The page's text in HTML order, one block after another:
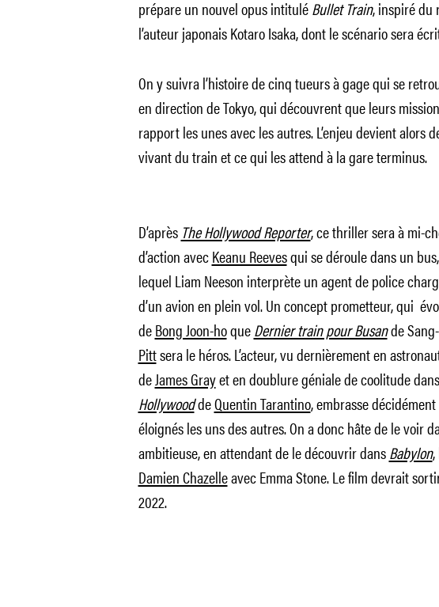
prépare un nouvel opus intituléBullet Train, inspiré du
l’auteur japonais Kotaro Isaka, dont le scénario sera
On y suivra l’histoire de cinq tueurs à gage qui se
en direction de Tokyo, qui découvrent que leurs
rapport les unes avec les autres. L’enjeu devient alors
vivant du train et ce qui les attend à la gare terminus.
D’après The Hollywood Reporter, ce thriller sera à mi-
d’action avecKeanu Reevesqui se déroule dans un
lequel Liam Neeson interprète un agent de police
d’un avion en plein vol. Un concept prometteur, qui
deBong Joon-hoqueDernier train pour Busande
Pittsera le héros. L’acteur, vu dernièrement en
deJames Grayet en doublure géniale de coolitude dans
HollywooddeQuentin Tarantino, embrasse
éloignés les uns des autres. On a donc hâte de le voir
ambitieuse, en attendant de le découvrir dansBabylon,
Damien Chazelleavec Emma Stone. Le film devrait
2022.